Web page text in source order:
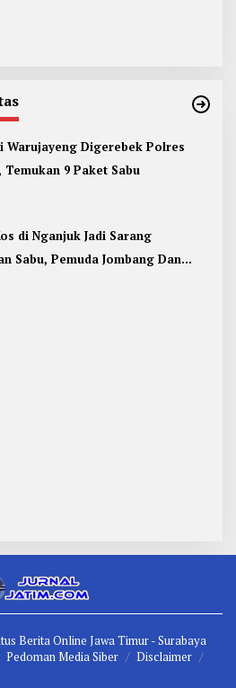
Warujayeng Digerebek Polres
Temukan 9 Paket Sabu
di Nganjuk Jadi Sarang
Sabu, Pemuda Jombang Dan
BeritaOnline Jawa Timur -Surabaya
Pedoman Media Siber
Disclaimer